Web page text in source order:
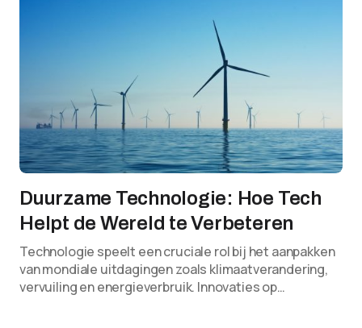
Duurzame Technologie: Hoe Tech
Helpt de Wereld te Verbeteren
Technologie speelt een cruciale rol bij het aanpakken
van mondiale uitdagingen zoals klimaatverandering,
vervuiling en energieverbruik. Innovaties op…